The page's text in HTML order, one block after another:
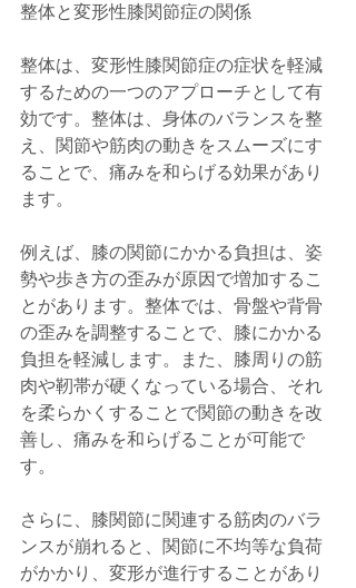
整体と変形性膝関節症の関係
整体は、変形性膝関節症の症状を軽減
するための一つのアプローチとして有
効です。整体は、身体のバランスを整
え、関節や筋肉の動きをスムーズにす
ることで、痛みを和らげる効果があり
ます。
例えば、膝の関節にかかる負担は、姿
勢や歩き方の歪みが原因で増加するこ
とがあります。整体では、骨盤や背骨
の歪みを調整することで、膝にかかる
負担を軽減します。また、膝周りの筋
肉や靭帯が硬くなっている場合、それ
を柔らかくすることで関節の動きを改
善し、痛みを和らげることが可能で
す。
さらに、膝関節に関連する筋肉のバラ
ンスが崩れると、関節に不均等な負荷
がかかり、変形が進行することがあり